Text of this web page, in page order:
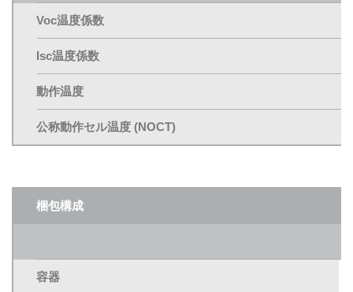
Voc温度係数
Isc温度係数
動作温度
公称動作セル温度 (NOCT)
梱包構成
容器